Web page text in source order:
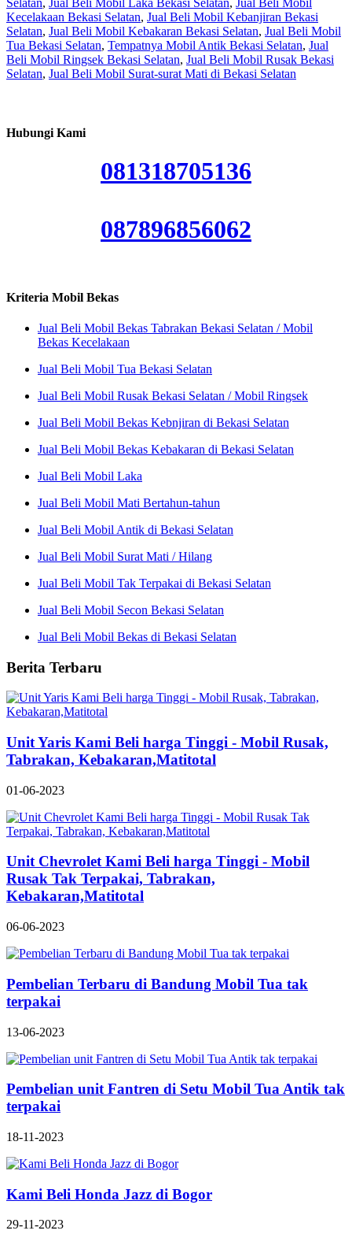
Kecelakaan Bekasi Selatan, Jual Beli Mobil Kebanjiran Bekasi
Selatan, Jual Beli Mobil Kebakaran Bekasi Selatan, Jual Beli Mobil
Tua Bekasi Selatan, Tempatnya Mobil Antik Bekasi Selatan, Jual
Beli Mobil Ringsek Bekasi Selatan, Jual Beli Mobil Rusak Bekasi
Selatan, Jual Beli Mobil Surat-surat Mati di Bekasi Selatan
Hubungi Kami
081318705136
087896856062
Kriteria Mobil Bekas
Jual Beli Mobil Bekas Tabrakan Bekasi Selatan / Mobil
Bekas Kecelakaan
Jual Beli Mobil Tua Bekasi Selatan
Jual Beli Mobil Rusak Bekasi Selatan / Mobil Ringsek
Jual Beli Mobil Bekas Kebnjiran di Bekasi Selatan
Jual Beli Mobil Bekas Kebakaran di Bekasi Selatan
Jual Beli Mobil Laka
Jual Beli Mobil Mati Bertahun-tahun
Jual Beli Mobil Antik di Bekasi Selatan
Jual Beli Mobil Surat Mati / Hilang
Jual Beli Mobil Tak Terpakai di Bekasi Selatan
Jual Beli Mobil Secon Bekasi Selatan
Jual Beli Mobil Bekas di Bekasi Selatan
Berita Terbaru
Unit Yaris Kami Beli harga Tinggi - Mobil Rusak,
Tabrakan, Kebakaran,Matitotal
01-06-2023
Unit Chevrolet Kami Beli harga Tinggi - Mobil
Rusak Tak Terpakai, Tabrakan,
Kebakaran,Matitotal
06-06-2023
Pembelian Terbaru di Bandung Mobil Tua tak
terpakai
13-06-2023
Pembelian unit Fantren di Setu Mobil Tua Antik tak
terpakai
18-11-2023
Kami Beli Honda Jazz di Bogor
29-11-2023